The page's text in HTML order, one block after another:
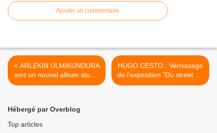
Ajouter un commentaire
< ARLEKIN ULMIKUNDURA
sort un nouvel album studio
Anakronisme : Et la muzik
HUGO CESTO : Vernissage
de l'exposition "Du street art
au fine art" à la
Hébergé par Overblog
Top articles